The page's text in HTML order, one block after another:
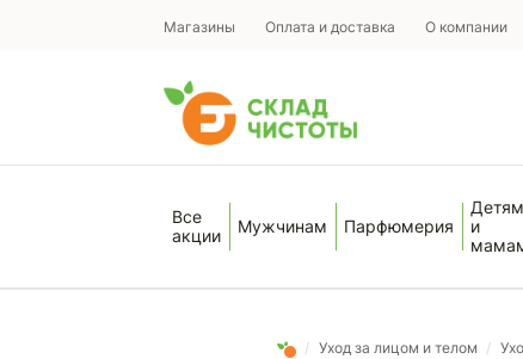
Магазины Оплата и доставка О компании
Все
акции
Мужчинам Парфюмерия
Детям
и
/ Уход за лицом и телом /